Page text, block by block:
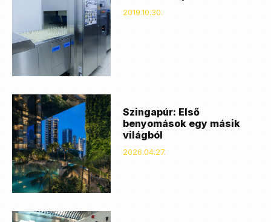
2019.10.30.
Szingapúr: Első
benyomások egy másik
világból
2026.04.27.